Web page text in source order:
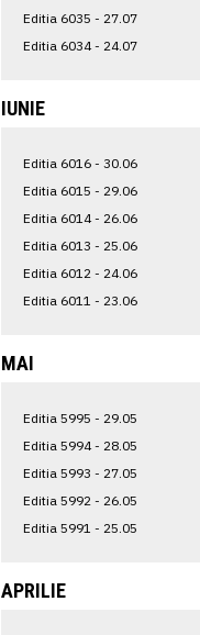
Editia 6035 - 27.07
Editia 6034 - 24.07
IUNIE
Editia 6016 - 30.06
Editia 6015 - 29.06
Editia 6014 - 26.06
Editia 6013 - 25.06
Editia 6012 - 24.06
Editia 6011 - 23.06
MAI
Editia 5995 - 29.05
Editia 5994 - 28.05
Editia 5993 - 27.05
Editia 5992 - 26.05
Editia 5991 - 25.05
APRILIE